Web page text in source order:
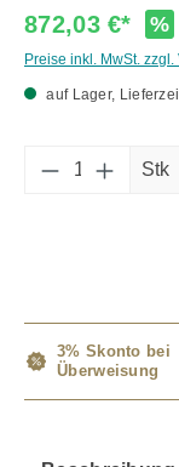
872,03 €* %
Preise inkl. MwSt.
auf Lager,
Produkt Stk
3% Skonto bei
Überweisung